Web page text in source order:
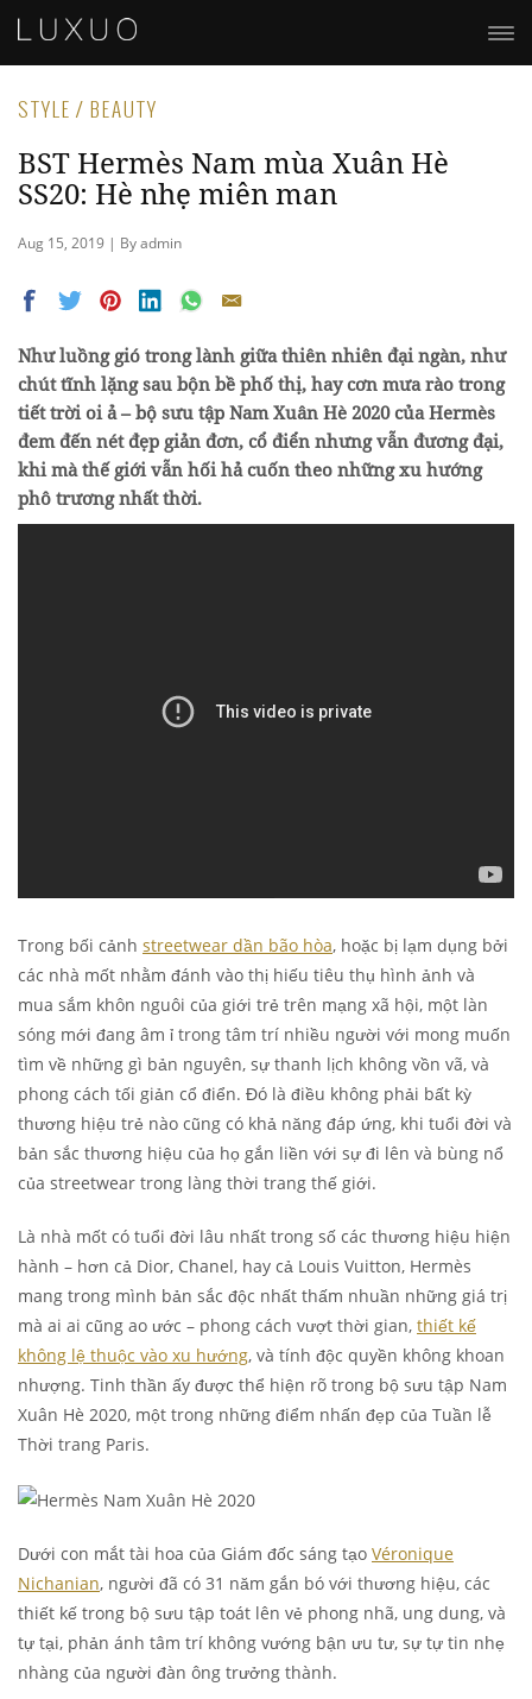
STYLE / BEAUTY
BST Hermès Nam mùa Xuân Hè
SS20: Hè nhẹ miên man
Aug 15, 2019 | By admin
Như luồng gió trong lành giữa thiên nhiên đại ngàn, như
chút tĩnh lặng sau bộn bề phố thị, hay cơn mưa rào trong
tiết trời oi ả – bộ sưu tập Nam Xuân Hè 2020 của Hermès
đem đến nét đẹp giản đơn, cổ điển nhưng vẫn đương đại,
khi mà thế giới vẫn hối hả cuốn theo những xu hướng
phô trương nhất thời.
Trong bối cảnh streetwear dần bão hòa, hoặc bị lạm dụng bởi
các nhà mốt nhằm đánh vào thị hiếu tiêu thụ hình ảnh và
mua sắm khôn nguôi của giới trẻ trên mạng xã hội, một làn
sóng mới đang âm ỉ trong tâm trí nhiều người với mong muốn
tìm về những gì bản nguyên, sự thanh lịch không vồn vã, và
phong cách tối giản cổ điển. Đó là điều không phải bất kỳ
thương hiệu trẻ nào cũng có khả năng đáp ứng, khi tuổi đời và
bản sắc thương hiệu của họ gắn liền với sự đi lên và bùng nổ
của streetwear trong làng thời trang thế giới.
Là nhà mốt có tuổi đời lâu nhất trong số các thương hiệu hiện
hành – hơn cả Dior, Chanel, hay cả Louis Vuitton, Hermès
mang trong mình bản sắc độc nhất thấm nhuần những giá trị
mà ai ai cũng ao ước – phong cách vượt thời gian, thiết kế
không lệ thuộc vào xu hướng, và tính độc quyền không khoan
nhượng. Tinh thần ấy được thể hiện rõ trong bộ sưu tập Nam
Xuân Hè 2020, một trong những điểm nhấn đẹp của Tuần lễ
Thời trang Paris.
Dưới con mắt tài hoa của Giám đốc sáng tạo Véronique
Nichanian, người đã có 31 năm gắn bó với thương hiệu, các
thiết kế trong bộ sưu tập toát lên vẻ phong nhã, ung dung, và
tự tại, phản ánh tâm trí không vướng bận ưu tư, sự tự tin nhẹ
nhàng của người đàn ông trưởng thành.